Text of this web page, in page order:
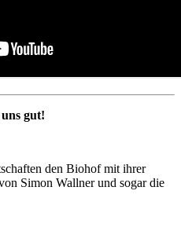
gut!
den Biohof mit ihrer
Simon Wallner und sogar die